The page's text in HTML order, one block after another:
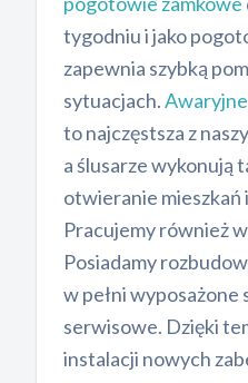
tygodniu i jako
zapewnia szybką
sytuacjach.
to najczęstsza z
a ślusarze wykonują
otwieranie mieszkań
Pracujemy również
Posiadamy
w pełni wyposażone
serwisowe. Dzięki
instalacji nowych